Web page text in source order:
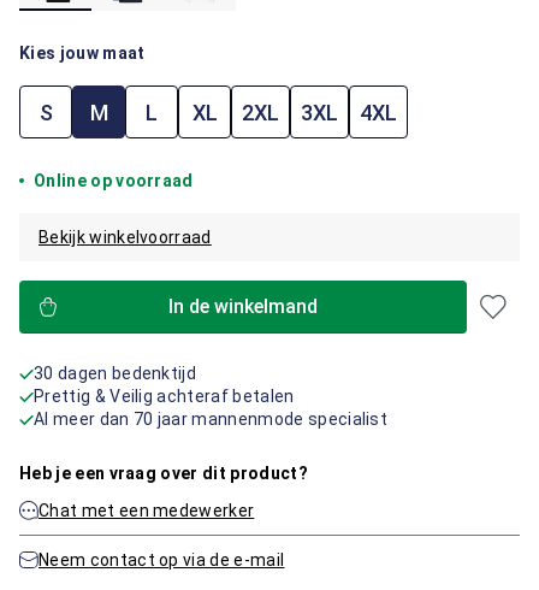
Kies jouw maat
S M L XL 2XL 3XL 4XL
Online op voorraad
Bekijk winkelvoorraad
In de winkelmand
30 dagen bedenktijd
Prettig & Veilig achteraf betalen
Al meer dan 70 jaar mannenmode specialist
Heb je een vraag over dit product?
Chat met een medewerker
Neem contact op via de e-mail